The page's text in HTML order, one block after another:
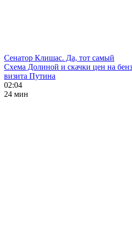
Сенатор Клишас. Да, тот самый
Схема Долиной и скачки цен на
визита Путина
02:04
24 мин